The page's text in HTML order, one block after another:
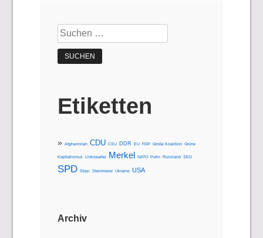
Suchen
nach:
Etiketten
Afghanistan CDU CSU DDR EU FDP Große Koalition Grüne
Kapitalismus Linkspartei Merkel NATO Putin Russland SED
SPD Stasi Steinmeier Ukraine USA
Archiv